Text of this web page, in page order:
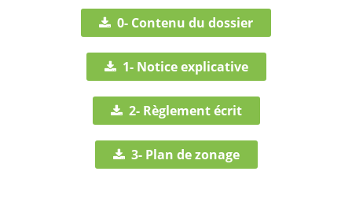
0- Contenu du dossier
1- Notice explicative
2- Règlement écrit
3- Plan de zonage